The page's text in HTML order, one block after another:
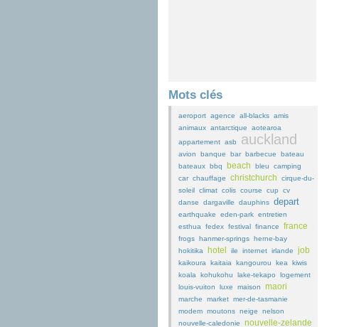
Mots clés
aeroport agence all-blacks amis
animaux antarctique
aotearoa
appartement asb auckland
avion banque bar barbecue
bateau
bateaux bbq beach bleu
camping
car chauffage christchurch
cirque-du-
soleil climat colis course cup
cv
danse
dargaville dauphins depart
earthquake eden-park entretien
esthua
fedex festival finance france
frogs hanmer-springs herne-bay
hokitika
hotel ile internet irlande job
kaikoura kaitaia kangourou kea
kiwis
koala
kohukohu lake-tekapo
logement
louis-vuiton
luxe maison maori
marche market mer-de-tasmanie
modem moutons neige
nelson
nouvelle-caledonie
nouvelle-zelande